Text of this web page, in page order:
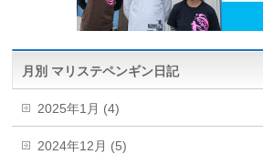
月別 マリステペンギン日記
2025年1月 (4)
2024年12月 (5)